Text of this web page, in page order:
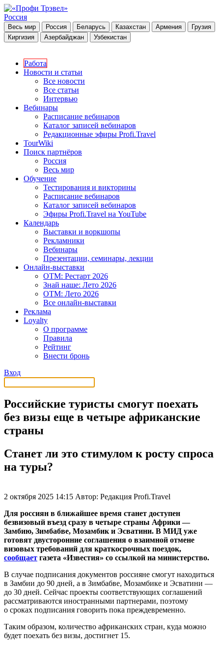
Россия
Весь мир Россия Беларусь Казахстан Армения
Грузия
Киргизия
Азербайджан Узбекистан
Работа
Новости и статьи
Все новости
Все статьи
Интервью
Вебинары
Расписание вебинаров
Каталог записей вебинаров
Редакционные эфиры Profi.Travel
TourWiki
Поиск партнёров
Россия
Весь мир
Обучение
Тестирования и викторины
Расписание вебинаров
Каталог записей вебинаров
Эфиры Profi.Travel на YouTube
Календарь
Выставки и воркшопы
Рекламники
Вебинары
Презентации, семинары, лекции
Онлайн-выставки
OTM: Рестарт 2026
Знай наше: Лето 2026
OTM: Лето 2026
Все онлайн-выставки
Реклама
Loyalty
О программе
Правила
Рейтинг
Внести бронь
Вход
Российские туристы смогут поехать
без визы еще в четыре африканские
страны
Станет ли это стимулом к росту спроса
на туры?
2 октября 2025 14:15 Автор: Редакция Profi.Travel
Для россиян в ближайшее время станет доступен
безвизовый въезд сразу в четыре страны Африки —
Замбию, Зимбабве, Мозамбик и Эсватини. В МИД уже
готовят двусторонние соглашения о взаимной отмене
визовых требований для краткосрочных поездок,
сообщает газета «Известия» со ссылкой на министерство.
В случае подписания документов россияне смогут находиться
в Замбии до 90 дней, а в Зимбабве, Мозамбике и Эсватини —
до 30 дней. Сейчас проекты соответствующих соглашений
рассматриваются иностранными партнерами, поэтому
о сроках подписания говорить пока преждевременно.
Таким образом, количество африканских стран, куда можно
будет поехать без визы, достигнет 15.